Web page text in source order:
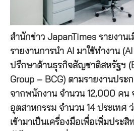
สำนักข่าว JapanTimes รายงาน
รายงานการนำ AI มาใช้ทำงาน
ปรึกษาด้านธุรกิจสัญชาติสหรัฐฯ
Group – BCG) ตามรายงานปร
จากพนักงาน จำนวน 12,000 คน
อุตสาหกรรม จำนวน 14 ประเทศ
เข้ามาเป็นเครื่องมือเพื่อเพิ่มประ